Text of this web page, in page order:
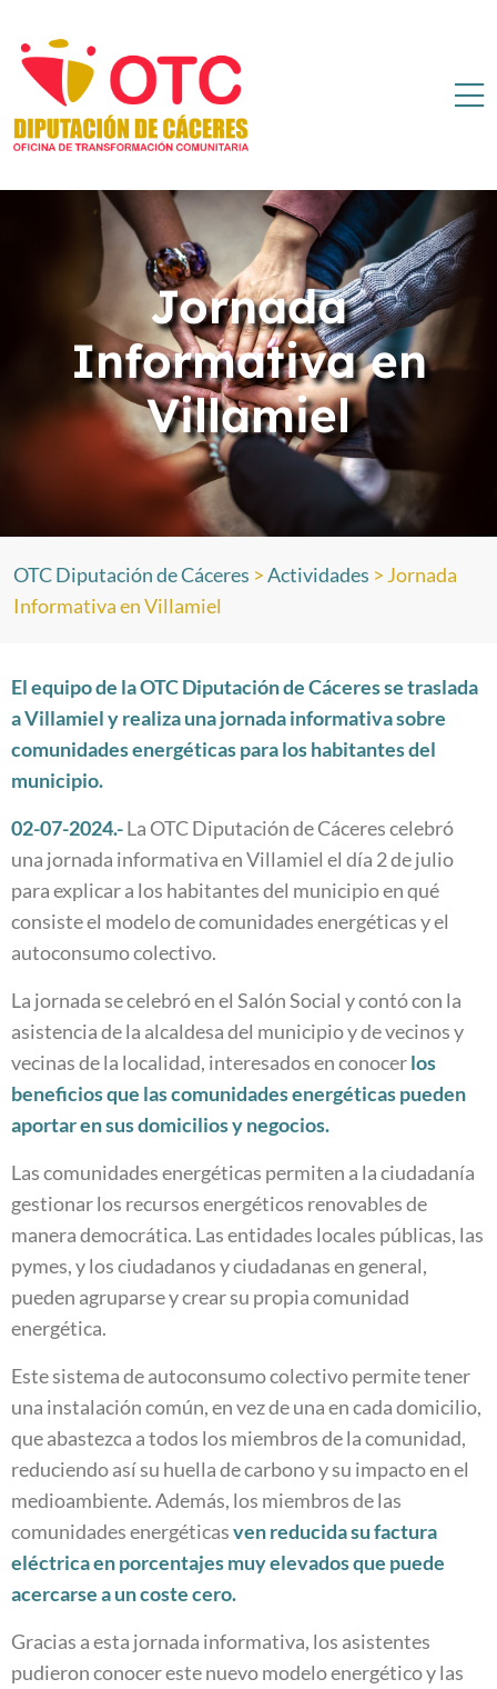
Jornada
Informativa en
Villamiel
OTC Diputación de Cáceres >Actividades > Jornada
Informativa en Villamiel
El equipo de la OTC Diputación de Cáceres se traslada
a Villamiel y realiza una jornada informativa sobre
comunidades energéticas para los habitantes del
municipio.
02-07-2024.-La OTC Diputación de Cáceres celebró
una jornada informativa en Villamiel el día 2 de julio
para explicar a los habitantes del municipio en qué
consiste el modelo de comunidades energéticas y el
autoconsumo colectivo.
La jornada se celebró en el Salón Social y contó con la
asistencia de la alcaldesa del municipio y de vecinos y
vecinas de la localidad, interesados en conocerlos
beneficios que las comunidades energéticas pueden
aportar en sus domicilios y negocios.
Las comunidades energéticas permiten a la ciudadanía
gestionar los recursos energéticos renovables de
manera democrática. Las entidades locales públicas, las
pymes, y los ciudadanos y ciudadanas en general,
pueden agruparse y crear su propia comunidad
energética.
Este sistema de autoconsumo colectivo permite tener
una instalación común, en vez de una en cada domicilio,
que abastezca a todos los miembros de la comunidad,
reduciendo así su huella de carbono y su impacto en el
medioambiente. Además, los miembros de las
comunidades energéticasven reducida su factura
eléctrica en porcentajes muy elevados que puede
acercarse a un coste cero.
Gracias a esta jornada informativa, los asistentes
pudieron conocer este nuevo modelo energético y las